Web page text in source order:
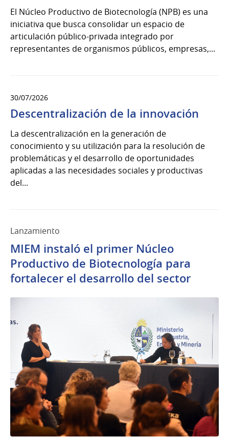
El Núcleo Productivo de Biotecnología (NPB) es una
iniciativa que busca consolidar un espacio de
articulación público-privada integrado por
representantes de organismos públicos, empresas,...
30/07/2026
Descentralización de la innovación
La descentralización en la generación de
conocimiento y su utilización para la resolución de
problemáticas y el desarrollo de oportunidades
aplicadas a las necesidades sociales y productivas
del...
Lanzamiento
MIEM instaló el primer Núcleo
Productivo de Biotecnología para
fortalecer el desarrollo del sector